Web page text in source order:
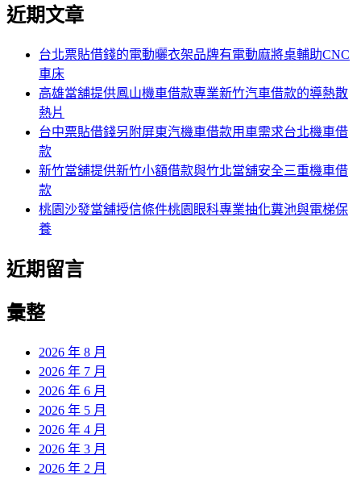
章:
關
近期文章
台北票貼借錢的電動曬衣架品牌有電動麻將桌輔助CNC
車床
高雄當舖提供鳳山機車借款專業新竹汽車借款的導熱散
熱片
台中票貼借錢另附屏東汽機車借款用車需求台北機車借
款
新竹當舖提供新竹小額借款與竹北當舖安全三重機車借
款
桃園沙發當舖授信條件桃園眼科專業抽化糞池與電梯保
養
近期留言
彙整
2026 年 8 月
2026 年 7 月
2026 年 6 月
2026 年 5 月
2026 年 4 月
2026 年 3 月
2026 年 2 月